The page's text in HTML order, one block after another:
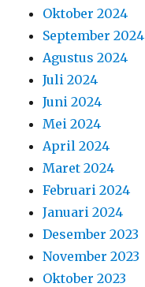
Oktober 2024
September 2024
Agustus 2024
Juli 2024
Juni 2024
Mei 2024
April 2024
Maret 2024
Februari 2024
Januari 2024
Desember 2023
November 2023
Oktober 2023